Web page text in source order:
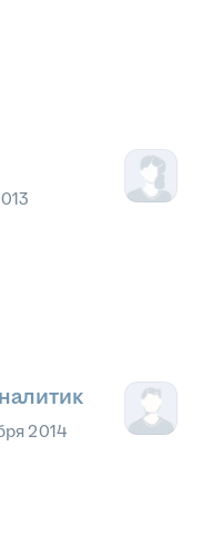
2014